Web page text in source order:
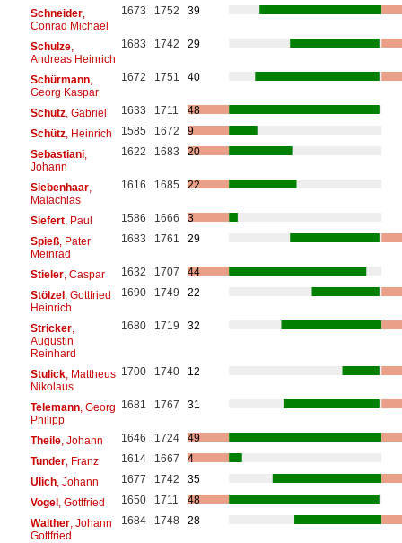
Schneider,
Conrad Michael
1673 1752 39
Schulze,
Andreas Heinrich
1683 1742 29
Schürmann,
Georg Kaspar
1672 1751 40
Schütz, Gabriel 1633 1711
48
Schütz, Heinrich 1585 1672
9
Sebastiani,
Johann
1622 1683 20
Siebenhaar,
Malachias
1616 1685 22
Siefert, Paul 1586 1666
3
Spieß, Pater
Meinrad
1683 1761 29
Stieler, Caspar 1632 1707
44
Stölzel, Gottfried
Heinrich
1690 1749 22
Stricker,
Augustin
Reinhard
1680 1719 32
Stulick, Mattheus
Nikolaus
1700 1740 12
Telemann, Georg
Philipp
1681 1767 31
Theile, Johann 1646 1724
49
Tunder, Franz 1614 1667
4
Ulich, Johann 1677 1742
35
Vogel, Gottfried 1650 1711
48
Walther, Johann
Gottfried
1684 1748 28